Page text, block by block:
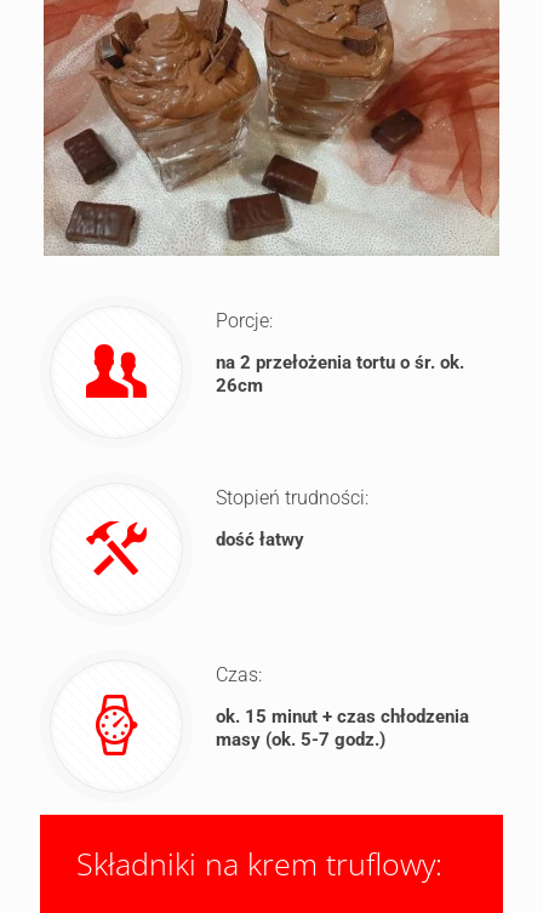
Porcje:
na 2 przełożenia tortu o śr. ok.
26cm
Stopień trudności:
dość łatwy
Czas:
ok. 15 minut + czas chłodzenia
masy (ok. 5-7 godz.)
Składniki na krem truflowy: